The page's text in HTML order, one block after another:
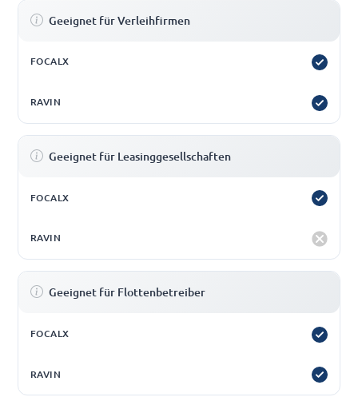
Geeignet für Verleihfirmen
Geeignet für Leasinggesellschaften
Geeignet für Flottenbetreiber